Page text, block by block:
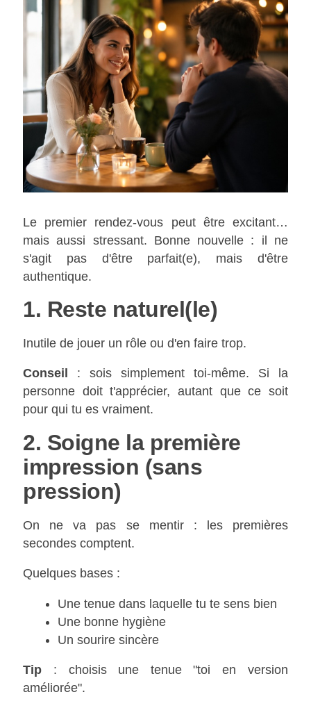
Le premier rendez-vous peut être excitant…
mais aussi stressant. Bonne nouvelle : il ne
s'agit pas d'être parfait(e), mais d'être
authentique.
1. Reste naturel(le)
Inutile de jouer un rôle ou d'en faire trop.
Conseil : sois simplement toi-même. Si la
personne doit t'apprécier, autant que ce soit
pour qui tu es vraiment.
2. Soigne la première
impression (sans
pression)
On ne va pas se mentir : les premières
secondes comptent.
Quelques bases :
Une tenue dans laquelle tu te sens bien
Une bonne hygiène
Un sourire sincère
Tip : choisis une tenue "toi en version
améliorée".